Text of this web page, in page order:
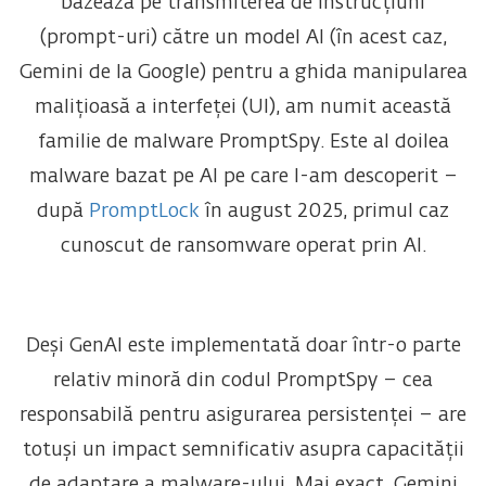
(prompt-uri) către un model AI (în acest caz,
Gemini de la Google) pentru a ghida manipularea
malițioasă a interfeței (UI), am numit această
familie de malware PromptSpy. Este al doilea
malware bazat pe AI pe care l-am descoperit –
după PromptLock în august 2025, primul caz
cunoscut de ransomware operat prin AI.
Deși GenAI este implementată doar într-o parte
relativ minoră din codul PromptSpy – cea
responsabilă pentru asigurarea persistenței – are
totuși un impact semnificativ asupra capacității